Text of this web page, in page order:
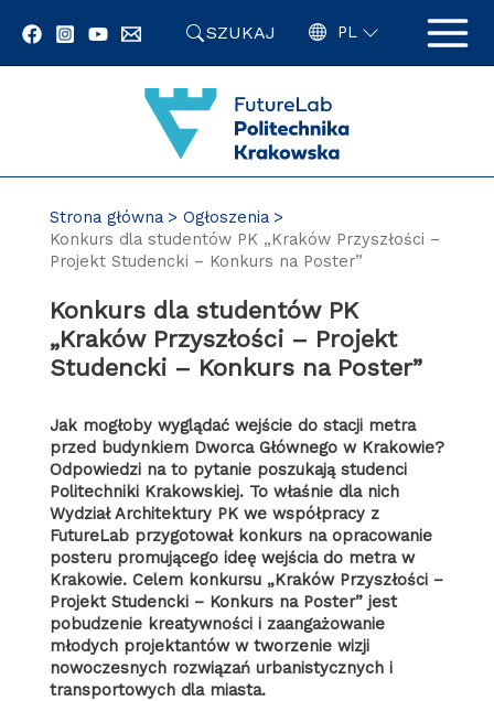
SZUKAJ PL
Strona główna
Ogłoszenia
Konkurs dla studentów PK „Kraków Przyszłości –
Projekt Studencki – Konkurs na Poster”
Konkurs dla studentów PK
„Kraków Przyszłości – Projekt
Studencki – Konkurs na Poster”
Jak mogłoby wyglądać wejście do stacji metra
przed budynkiem Dworca Głównego w Krakowie?
Odpowiedzi na to pytanie poszukają studenci
Politechniki Krakowskiej. To właśnie dla nich
Wydział Architektury PK we współpracy z
FutureLab przygotował konkurs na opracowanie
posteru promującego ideę wejścia do metra w
Krakowie. Celem konkursu „Kraków Przyszłości –
Projekt Studencki – Konkurs na Poster” jest
pobudzenie kreatywności i zaangażowanie
młodych projektantów w tworzenie wizji
nowoczesnych rozwiązań urbanistycznych i
transportowych dla miasta.